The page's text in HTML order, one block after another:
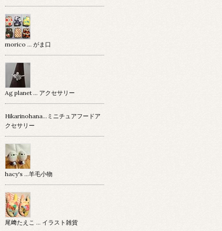
morico … がま口
Ag planet … アクセサリー
Hikarinohana…ミニチュアフードア
クセサリー
hacy's …羊毛小物
尾﨑たえこ … イラスト雑貨